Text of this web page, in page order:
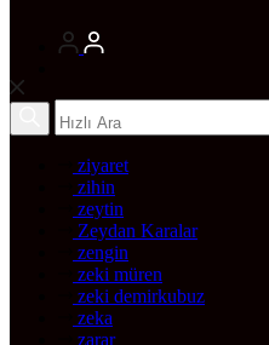
ziyaret
zihin
zeytin
Zeydan Karalar
zengin
zeki müren
zeki demirkubuz
zeka
zarar